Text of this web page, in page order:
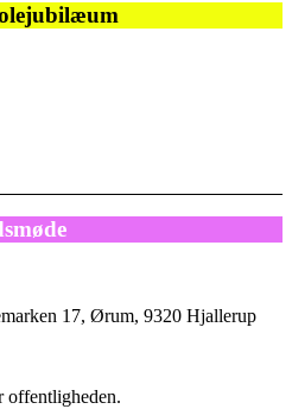
17, Ørum, 9320 Hjallerup
offentligheden.